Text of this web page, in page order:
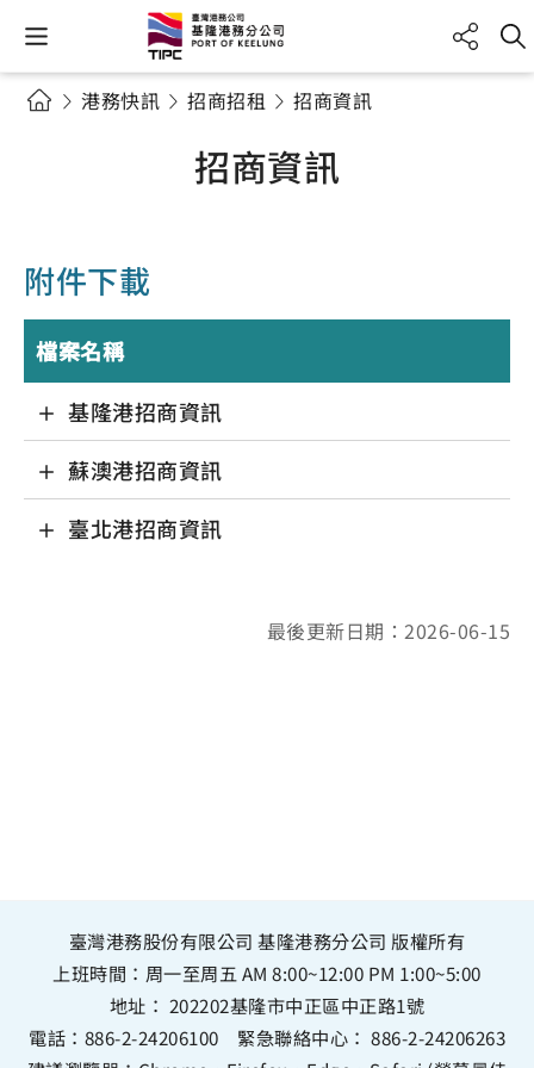
港務快訊 招商招租 招商資訊
招商資訊
附件下載
檔案名稱
基隆港招商資訊
蘇澳港招商資訊
臺北港招商資訊
最後更新日期：2026-06-15
臺灣港務股份有限公司 基隆港務分公司 版權所有
上班時間：周一至周五 AM 8:00~12:00 PM 1:00~5:00
地址： 202202基隆市中正區中正路1號
電話： 886-2-24206100 緊急聯絡中心： 886-2-24206263